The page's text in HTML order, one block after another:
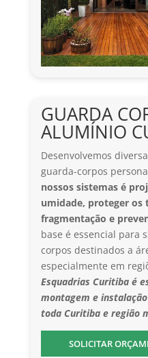
GUARDA
ALUMÍNIO
Desenvolvemos
guarda-corpos
nossos sistemas é
umidade, proteger os
fragmentação e
base é essencial para
corpos destinados a
especialmente em
Esquadrias Curitiba é
montagem e
toda Curitiba e região
SOLICITAR